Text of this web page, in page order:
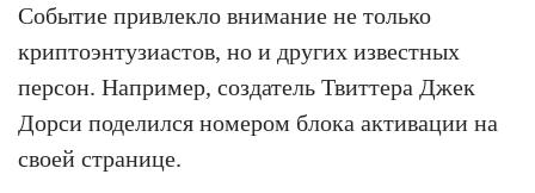
Событие привлекло внимание не только
криптоэнтузиастов, но и других известных
персон. Например, создатель Твиттера Джек
Дорси поделился номером блока активации на
своей странице.